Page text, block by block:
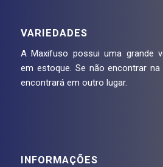
VARIEDADES
A Maxifuso possui uma grande
em estoque. Se não encontrar
encontrará em outro lugar.
INFORMAÇÕES